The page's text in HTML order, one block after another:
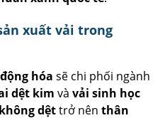
xuất vải trong
hóa sẽ chi phối ngành
dệt kim vàvải sinh học
dệttrở nênthân